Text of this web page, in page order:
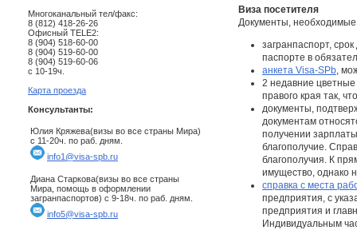
Многоканальный тел/факс:
8 (812) 418-26-26
Офисный TELE2:
8 (904) 518-60-00
8 (904) 519-60-00
8 (904) 519-60-06
с 10-19ч.
Карта проезда
Консультанты:
Юлия Кряжева(визы во все страны Мира)
с 11-20ч. по раб. дням.
info1@visa-spb.ru
Диана Старкова(визы во все страны
Мира, помощь в оформлении
загранпаспортов) с 9-18ч. по раб. дням.
info5@visa-spb.ru
Виза посетителя
Документы,
загранпаспорт,
паспорте в
анкета Visa-SPb,
2 недавние
правого края так,
документы,
документам
получении
благополучие.
благополучия. К
имущество, однако
справка с места
предприятия, с
предприятия и
Индивидуальным